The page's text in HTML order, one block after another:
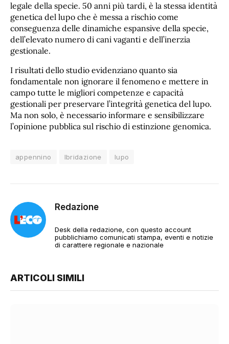
legale della specie. 50 anni più tardi, è la stessa identità
genetica del lupo che è messa a rischio come
conseguenza delle dinamiche espansive della specie,
dell’elevato numero di cani vaganti e dell’inerzia
gestionale.
I risultati dello studio evidenziano quanto sia
fondamentale non ignorare il fenomeno e mettere in
campo tutte le migliori competenze e capacità
gestionali per preservare l’integrità genetica del lupo.
Ma non solo, è necessario informare e sensibilizzare
l’opinione pubblica sul rischio di estinzione genomica.
appennino Ibridazione lupo
Redazione
Desk della redazione, con questo account
pubblichiamo comunicati stampa, eventi e notizie
di carattere regionale e nazionale
ARTICOLI SIMILI